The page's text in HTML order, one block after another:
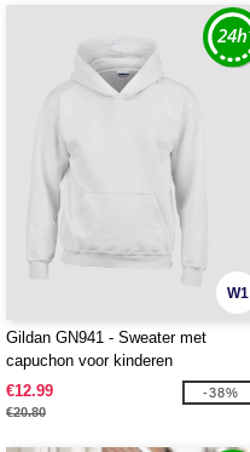
W1
Gildan GN941 - Sweater met
capuchon voor kinderen
€12.99
€20.80
-38%